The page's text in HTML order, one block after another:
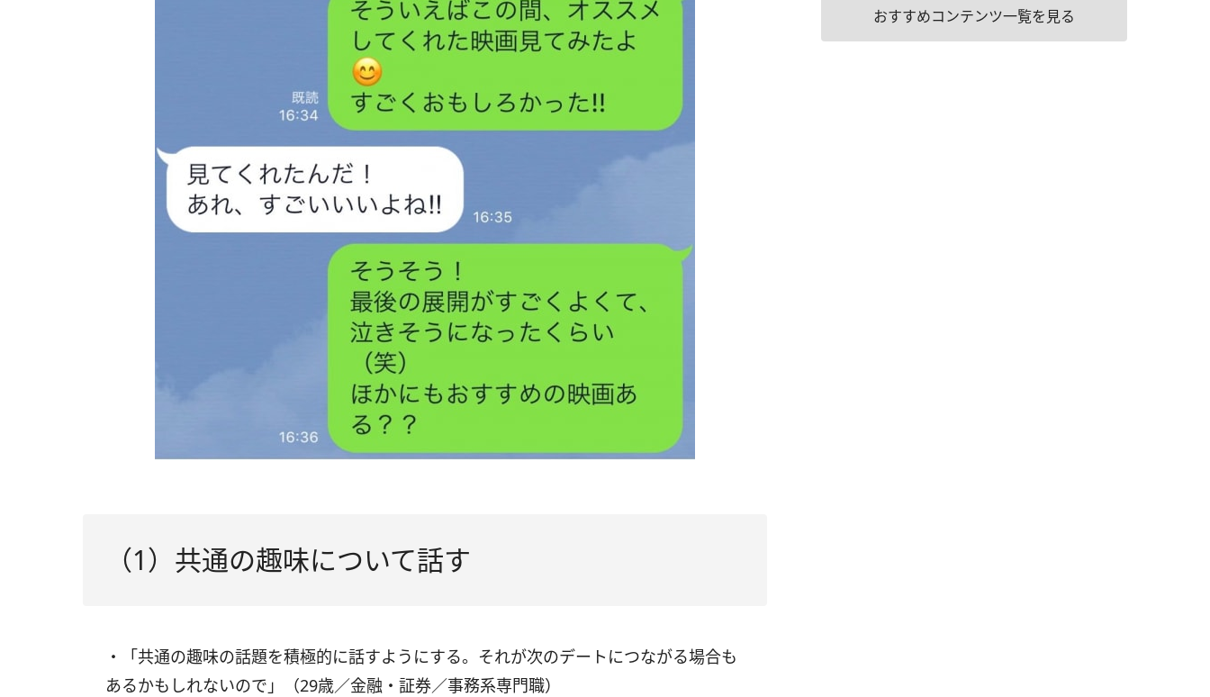
（1）共通の趣味について話す
・「共通の趣味の話題を積極的に話すようにする。それが次のデートにつながる場合も
あるかもしれないので」（29歳／金融・証券／事務系専門職）
おすすめコンテンツ一覧を見る